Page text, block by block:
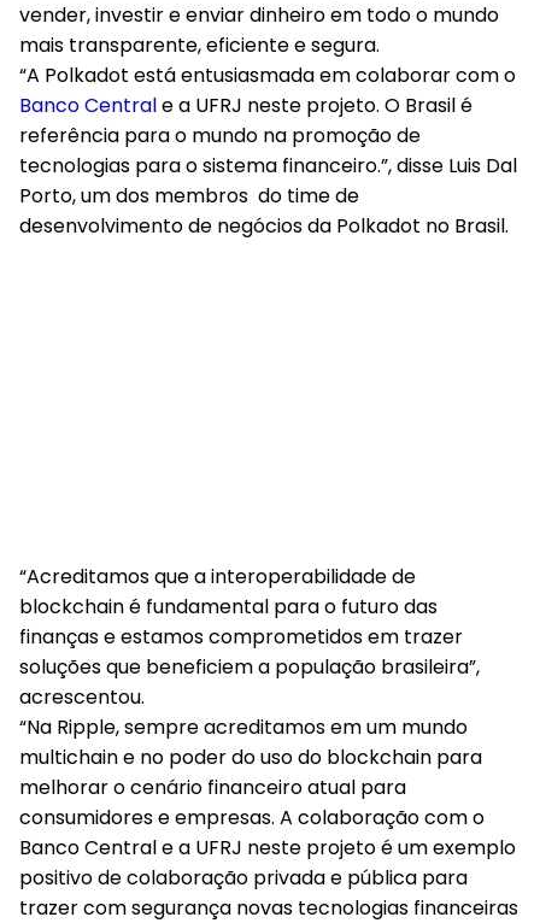
vender, investir e enviar dinheiro em todo o mundo
mais transparente, eficiente e segura.
“A Polkadot está entusiasmada em colaborar com o
Banco Centrale a UFRJ neste projeto. O Brasil é
referência para o mundo na promoção de
tecnologias para o sistema financeiro.”, disse Luis Dal
Porto, um dos membros do time de
desenvolvimento de negócios da Polkadot no Brasil.
“Acreditamos que a interoperabilidade de
blockchain é fundamental para o futuro das
finanças e estamos comprometidos em trazer
soluções que beneficiem a população brasileira”,
acrescentou.
“Na Ripple, sempre acreditamos em um mundo
multichain e no poder do uso do blockchain para
melhorar o cenário financeiro atual para
consumidores e empresas. A colaboração com o
Banco Central e a UFRJ neste projeto é um exemplo
positivo de colaboração privada e pública para
trazer com segurança novas tecnologias financeiras